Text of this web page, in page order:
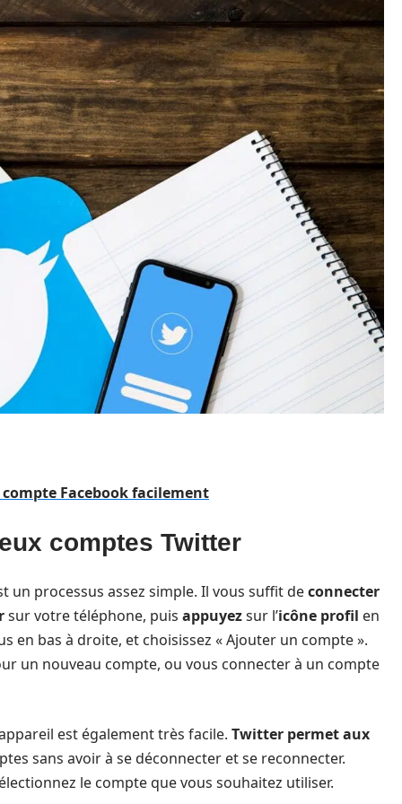
Facebook facilement
comptes Twitter
un processus assez simple. Il vous suffit deconnecter
sur votre téléphone, puis appuyezsur l’icône profil en
en bas à droite, et choisissez « Ajouter un compte ».
un nouveau compte, ou vous connecter à un compte
est également très facile. Twitter permet aux
sans avoir à se déconnecter et se reconnecter.
le compte que vous souhaitez utiliser.